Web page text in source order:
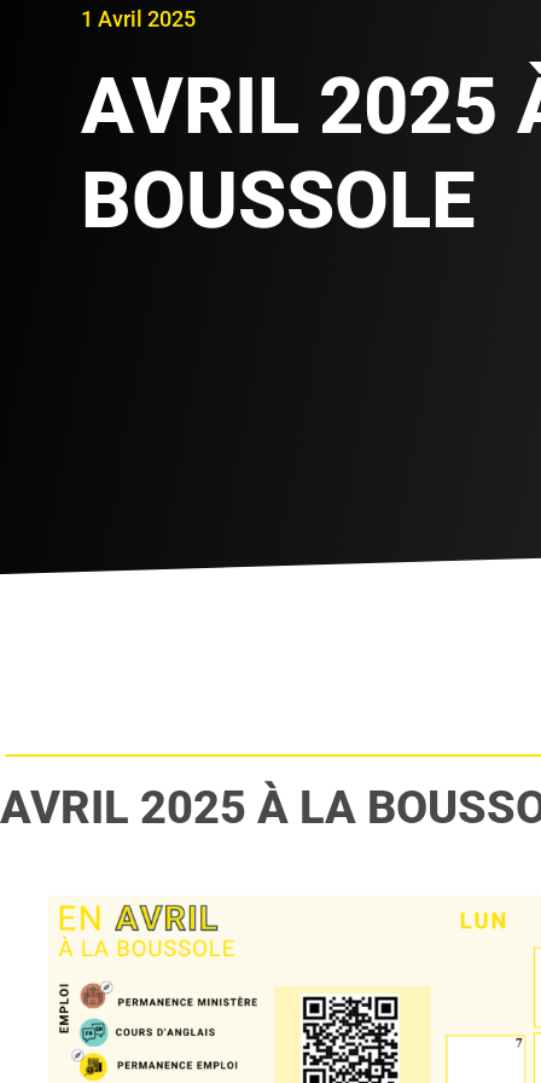
1 Avril 2025
AVRIL 2025
BOUSSOLE
AVRIL 2025 À LA